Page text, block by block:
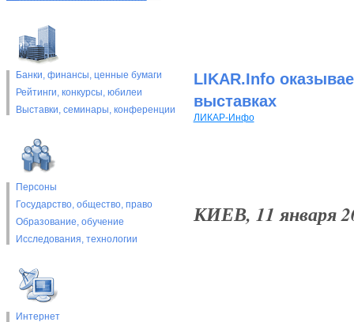
Банки, финансы, ценные бумаги
Рейтинги, конкурсы, юбилеи
Выставки, cеминары, конференции
Персоны
Государство, общество, право
Образование, обучение
Исследования, технологии
Интернет
LIKAR.Info
выставках
ЛИКАР-Инфо
КИЕВ, 11 января